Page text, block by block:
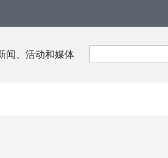
闻、活动和媒体